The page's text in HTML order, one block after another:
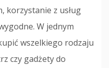
korzystanie z usług
W jednym
wszelkiego rodzaju
czy gadżety do